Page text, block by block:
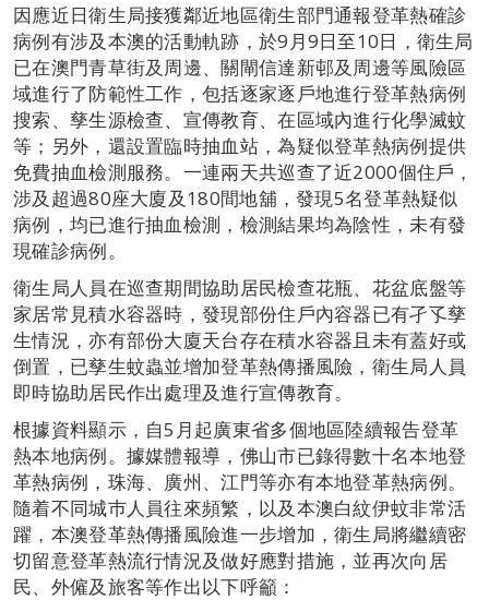
因應近日衛生局接獲鄰近地區衛生部門通報登革熱確診
病例有涉及本澳的活動軌跡，於9月9日至10日，衛生局
已在澳門青草街及周邊、關閘信達新邨及周邊等風險區
域進行了防範性工作，包括逐家逐戶地進行登革熱病例
搜索、孳生源檢查、宣傳教育、在區域內進行化學滅蚊
等；另外，還設置臨時抽血站，為疑似登革熱病例提供
免費抽血檢測服務。一連兩天共巡查了近2000個住戶，
涉及超過80座大廈及180間地舖，發現5名登革熱疑似
病例，均已進行抽血檢測，檢測結果均為陰性，未有發
現確診病例。
衛生局人員在巡查期間協助居民檢查花瓶、花盆底盤等
家居常見積水容器時，發現部份住戶內容器已有孑孓孳
生情況，亦有部份大廈天台存在積水容器且未有蓋好或
倒置，已孳生蚊蟲並增加登革熱傳播風險，衛生局人員
即時協助居民作出處理及進行宣傳教育。
根據資料顯示，自5月起廣東省多個地區陸續報告登革
熱本地病例。據媒體報導，佛山市已錄得數十名本地登
革熱病例，珠海、廣州、江門等亦有本地登革熱病例。
隨着不同城巿人員往來頻繁，以及本澳白紋伊蚊非常活
躍，本澳登革熱傳播風險進一步增加，衛生局將繼續密
切留意登革熱流行情況及做好應對措施，並再次向居
民、外僱及旅客等作出以下呼籲：